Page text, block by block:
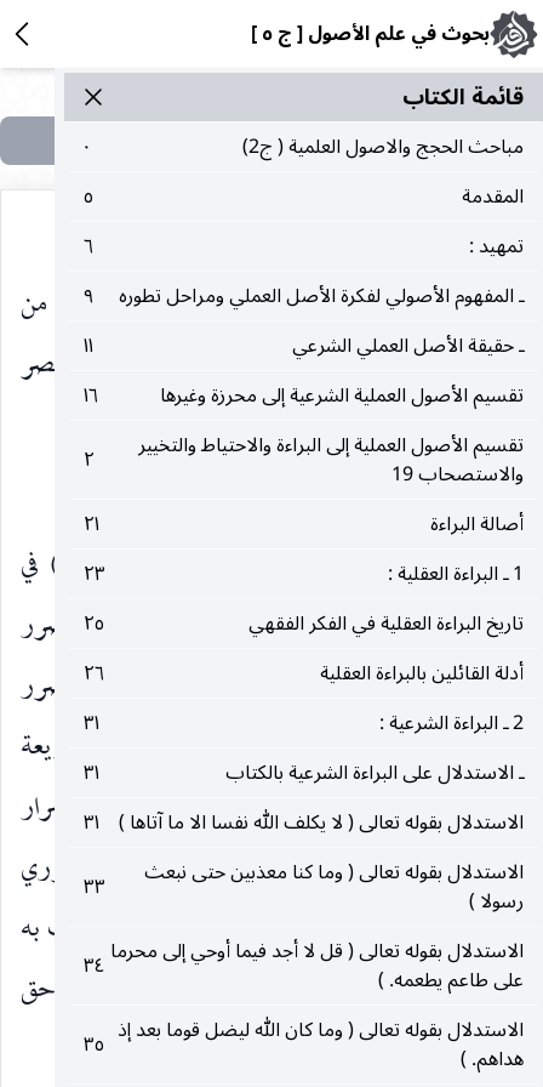
بحوث في علم الأصول [ ج ٥ ]
قائمة الکتاب
مباحث الحجج والاصول العلمية ( ج2)
٠
المقدمة
٥
تمهيد :
٦
ـ المفهوم الأصولي لفكرة الأصل العملي ومراحل تطوره
٩
ـ حقيقة الأصل العملي الشرعي
١١
تقسيم الأصول العملية الشرعية إلى محرزة وغيرها
١٦
تقسيم الأصول العملية إلى البراءة والاحتياط والتخيير
والاستصحاب 19
٢
أصالة البراءة
٢١
1 ـ البراءة العقلية :
٢٣
تاريخ البراءة العقلية في الفكر الفقهي
٢٥
أدلة القائلين بالبراءة العقلية
٢٦
2 ـ البراءة الشرعية :
٣١
ـ الاستدلال على البراءة الشرعية بالكتاب
٣١
الاستدلال بقوله تعالى ( لا يكلف الله نفسا الا ما آتاها ) ٣١
الاستدلال بقوله تعالى ( وما كنا معذبين حتى نبعث
رسولا )
٣٣
الاستدلال بقوله تعالى ( قل لا أجد فيما أوحي إلى محرما
على طاعم يطعمه. )
٣٤
الاستدلال بقوله تعالى ( وما كان الله ليضل قوما بعد إذ
هداهم. )
٣٥
وبإحدى هاتين الطريقتين نستطيع تخريج الكثير من
الحقوق والمرتكزات العقلائية المستجدة بعد عصر
المعصومين
.
فقه الحديث بلحاظ لا ضرار :
الجهة الثامنة ـ
في المراد من فقرة ( لا ضرار ) في
الحديث ، وقد ذكرنا فيما سبق ان الضرار هو تعمد الضرر
وتقصيده باستخدام حق من الحقوق بنحو يوقع الضرر
بالغير ، ومن هنا يكون ذلك الحق كأنه سبب وذريعة
للإضرار بالآخرين ، ومن هنا يكون المنفي بلا ضرار
امرا زائدا على أصل حرمة الضرر أو عدم الحكم الضرري
وهو نفي أصل الحق الّذي قد يستوجب تمسك المكلف به
لإيقاع الضرر المحرم بالآخر وهو في مورد الرواية حق
إبقاء الشجرة وتملكها من قبل سمرة بن جندب.